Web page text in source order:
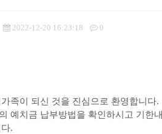
2022-12-20 16:23:18 0
족이 되신 것을 진심으로 환영합니다.
예치금 납부방법을 확인하시고 기한
.